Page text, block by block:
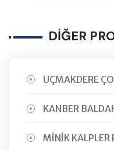
DİĞER
UÇMAKDERE
KANBER
MİNİK KALPLER